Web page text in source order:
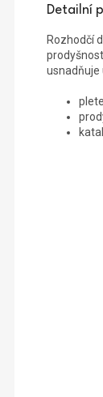
Detailní
Rozhodčí
prodyšnost
usnadňuje